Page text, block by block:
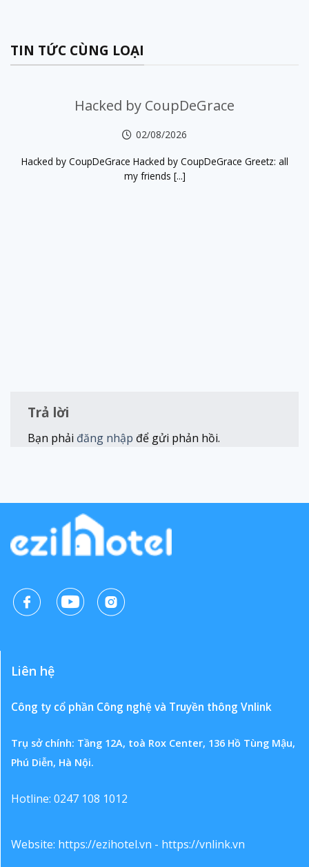
TIN TỨC CÙNG LOẠI
Hacked by CoupDeGrace
02/08/2026
Hacked by CoupDeGrace Hacked by CoupDeGrace Greetz: all
my friends [...]
Trả lời
Bạn phải đăng nhập để gửi phản hồi.
Liên hệ
Công ty cổ phần Công nghệ và Truyền thông Vnlink
Trụ sở chính: Tầng 12A, toà Rox Center, 136 Hồ Tùng Mậu,
Phú Diễn, Hà Nội.
Hotline: 0247 108 1012
Website: https://ezihotel.vn - https://vnlink.vn